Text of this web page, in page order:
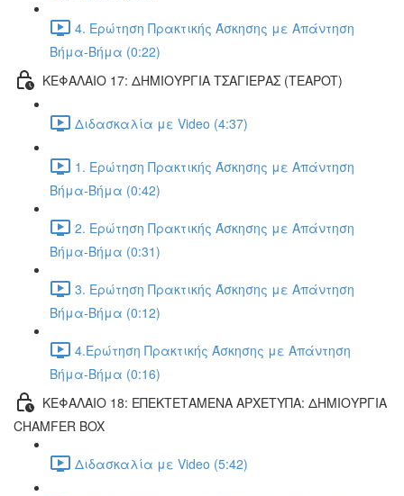
4. Ερώτηση Πρακτικής Άσκησης με Απάντηση
Βήμα-Βήμα (0:22)
ΚΕΦΑΛΑΙΟ 17: ΔΗΜΙΟΥΡΓΙΑ ΤΣΑΓΙΕΡΑΣ (TEAPOT)
Διδασκαλία με Video (4:37)
1. Ερώτηση Πρακτικής Άσκησης με Απάντηση
Βήμα-Βήμα (0:42)
2. Ερώτηση Πρακτικής Άσκησης με Απάντηση
Βήμα-Βήμα (0:31)
3. Ερώτηση Πρακτικής Άσκησης με Απάντηση
Βήμα-Βήμα (0:12)
4.Ερώτηση Πρακτικής Άσκησης με Απάντηση
Βήμα-Βήμα (0:16)
ΚΕΦΑΛΑΙΟ 18: ΕΠΕΚΤΕΤΑΜΕΝΑ ΑΡΧΕΤΥΠΑ: ΔΗΜΙΟΥΡΓΙΑ
CHAMFER BOX
Διδασκαλία με Video (5:42)